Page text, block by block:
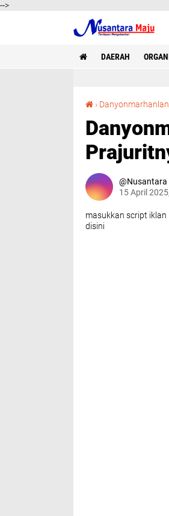
-->
DAERAH
›
Nusantara
15 April
masukkan script iklan
disini